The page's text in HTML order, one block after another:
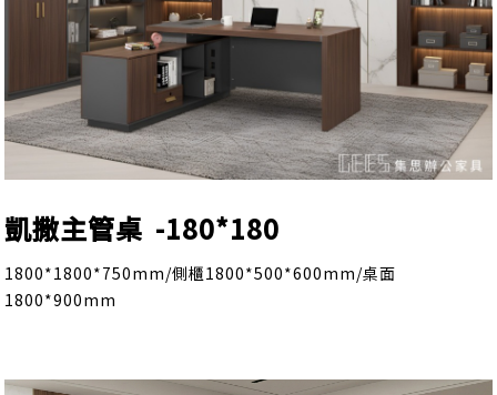
凱撒主管桌 -180*180
1800*1800*750mm/側櫃1800*500*600mm/桌面
1800*900mm